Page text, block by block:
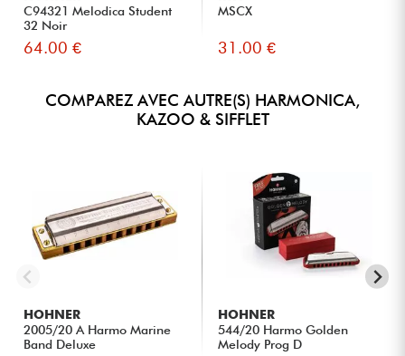
C94321 Melodica Student
32 Noir
64.00 €
MSCX
31.00 €
COMPAREZ AVEC AUTRE(S) HARMONICA,
KAZOO & SIFFLET
HOHNER
2005/20 A Harmo Marine
Band Deluxe
HOHNER
544/20 Harmo Golden
Melody Prog D